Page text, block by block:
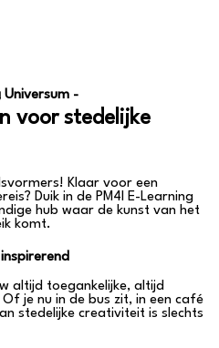
Universum -
voor stedelijke
Klaar voor een
Duik in de PM4I E-Learning
hub waar de kunst van het
komt.
altijd toegankelijke, altijd
je nu in de bus zit, in een café
stedelijke creativiteit is slechts